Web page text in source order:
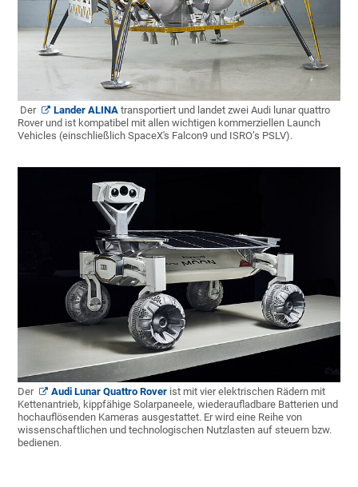
Der Lander ALINA transportiert und landet zwei Audi lunar quattro
Rover und ist kompatibel mit allen wichtigen kommerziellen Launch
Vehicles (einschließlich SpaceX's Falcon9 und ISRO’s PSLV).
Der Audi Lunar Quattro Rover ist mit vier elektrischen Rädern mit
Kettenantrieb, kippfähige Solarpaneele, wiederaufladbare Batterien und
hochauflösenden Kameras ausgestattet. Er wird eine Reihe von
wissenschaftlichen und technologischen Nutzlasten auf steuern bzw.
bedienen.